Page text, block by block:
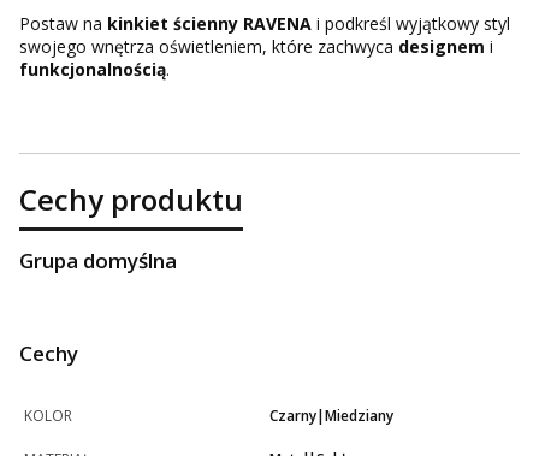
Postaw na kinkiet ścienny RAVENA i podkreśl wyjątkowy styl
swojego wnętrza oświetleniem, które zachwyca designem i
funkcjonalnością.
Cechy produktu
Grupa domyślna
Cechy
KOLOR Czarny|Miedziany